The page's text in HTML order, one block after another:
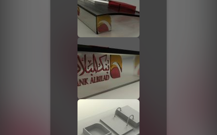
صورة الغلاف من فن